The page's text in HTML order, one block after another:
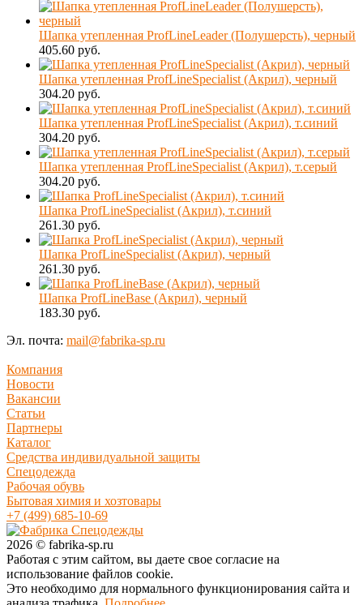
Шапка утепленная ProfLineLeader (Полушерсть), черный
405.60 руб.
Шапка утепленная ProfLineSpecialist (Акрил), черный
304.20 руб.
Шапка утепленная ProfLineSpecialist (Акрил), т.синий
304.20 руб.
Шапка утепленная ProfLineSpecialist (Акрил), т.серый
304.20 руб.
Шапка ProfLineSpecialist (Акрил), т.синий
261.30 руб.
Шапка ProfLineSpecialist (Акрил), черный
261.30 руб.
Шапка ProfLineBase (Акрил), черный
183.30 руб.
Эл. почта: mail@fabrika-sp.ru
Компания
Новости
Вакансии
Статьи
Партнеры
Каталог
Средства индивидуальной защиты
Спецодежда
Рабочая обувь
Бытовая химия и хозтовары
+7 (499) 685-10-69
2026 © fabrika-sp.ru
Работая с этим сайтом, вы даете свое согласие на
использование файлов cookie.
Это необходимо для нормального функционирования сайта и